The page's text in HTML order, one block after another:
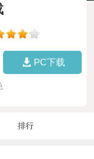
PC下载
排行